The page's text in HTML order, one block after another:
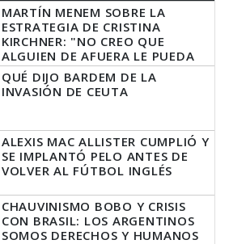
MARTÍN MENEM SOBRE LA
ESTRATEGIA DE CRISTINA
KIRCHNER: "NO CREO QUE
ALGUIEN DE AFUERA LE PUEDA
DECIR A LA JUSTICIA LO QUE
TIENE QUE HACER"
QUÉ DIJO BARDEM DE LA
INVASIÓN DE CEUTA
ALEXIS MAC ALLISTER CUMPLIÓ Y
SE IMPLANTÓ PELO ANTES DE
VOLVER AL FÚTBOL INGLÉS
CHAUVINISMO BOBO Y CRISIS
CON BRASIL: LOS ARGENTINOS
SOMOS DERECHOS Y HUMANOS